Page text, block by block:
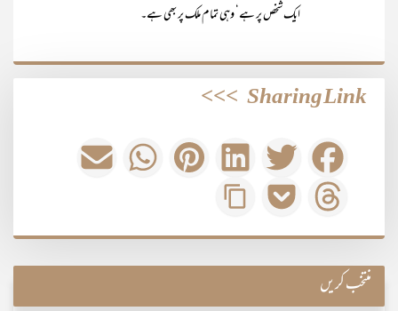
ایک شخص پر ہے‘ وہی تمام ملک پر بھی ہے۔
Sharing Link
>>>
منتخب کریں